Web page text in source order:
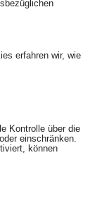
erfahren wir, wie
Kontrolle über die
einschränken.
können